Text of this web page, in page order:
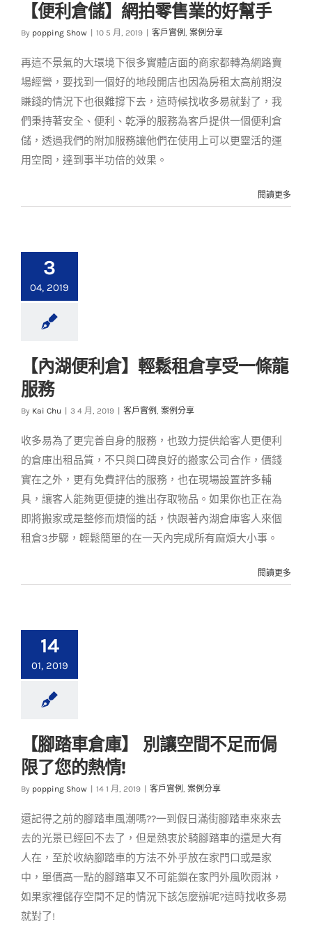
【便利倉儲】網拍零
客戶實例 案例分享
【便利倉儲】網拍零售業的好幫手
By popping Show 10 5 月, 2019 客戶實例 , 案例分享
再這不景氣的大環境下很多實體店面的商家都轉為網路賣
場經營，要找到一個好的地段開店也因為房租太高前期沒
賺錢的情況下也很難撐下去，這時候找收多易就對了，我
們秉持著安全、便利、乾淨的服務為客戶提供一個便利倉
儲，透過我們的附加服務讓他們在使用上可以更靈活的運
用空間，達到事半功倍的效果。
閱讀更多
3
04, 2019
【內湖便利倉】輕鬆租倉享受一條龍
服務
By Kai Chu 3 4 月, 2019 客戶實例 , 案例分享
收多易為了更完善自身的服務，也致力提供給客人更便利
的倉庫出租品質，不只與口碑良好的搬家公司合作，價錢
實在之外，更有免費評估的服務，也在現場設置許多輔
具，讓客人能夠更便捷的進出存取物品。如果你也正在為
即將搬家或是整修而煩惱的話，快跟著內湖倉庫客人來個
租倉3步驟，輕鬆簡單的在一天內完成所有麻煩大小事。
閱讀更多
14
01, 2019
【腳踏車倉庫】 別讓
空間不足而侷限了您
的熱情!
【腳踏車倉庫】 別讓空間不足而侷
限了您的熱情!
By popping Show 14 1 月, 2019 客戶實例 , 案例分享
還記得之前的腳踏車風潮嗎??一到假日滿街腳踏車來來去
去的光景已經回不去了，但是熱衷於騎腳踏車的還是大有
人在，至於收納腳踏車的方法不外乎放在家門口或是家
中，單價高一點的腳踏車又不可能鎖在家門外風吹雨淋，
如果家裡儲存空間不足的情況下該怎麼辦呢?這時找收多易
就對了!